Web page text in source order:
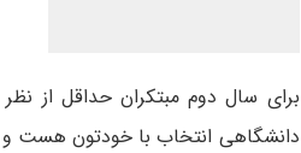
برای سال دوم مبتکران حداقل از
دانشگاهی انتخاب با خودتون هست